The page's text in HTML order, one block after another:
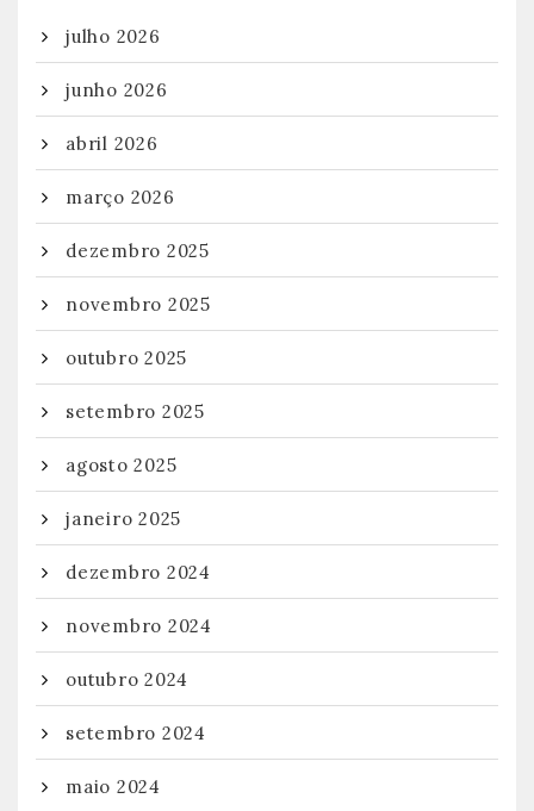
julho 2026
junho 2026
abril 2026
março 2026
dezembro 2025
novembro 2025
outubro 2025
setembro 2025
agosto 2025
janeiro 2025
dezembro 2024
novembro 2024
outubro 2024
setembro 2024
maio 2024